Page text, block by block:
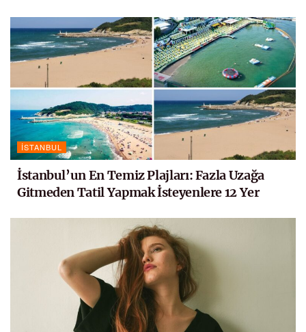
İSTANBUL
İstanbul’un En Temiz Plajları: Fazla Uzağa
Gitmeden Tatil Yapmak İsteyenlere 12 Yer